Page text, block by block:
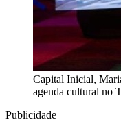
Capital Inicial,
agenda cultural no
Publicidade